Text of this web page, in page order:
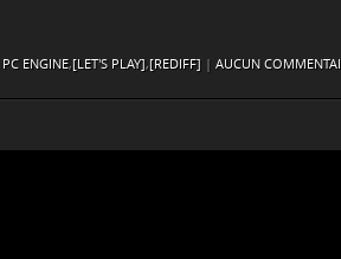
PC ENGINE,[LET'S PLAY],[REDIFF] AUCUN